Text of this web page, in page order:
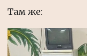
Там же: